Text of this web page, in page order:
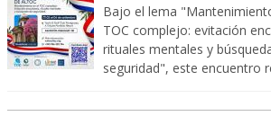
Bajo el lema
TOC complejo: evitación
rituales mentales y
seguridad", este encuentro